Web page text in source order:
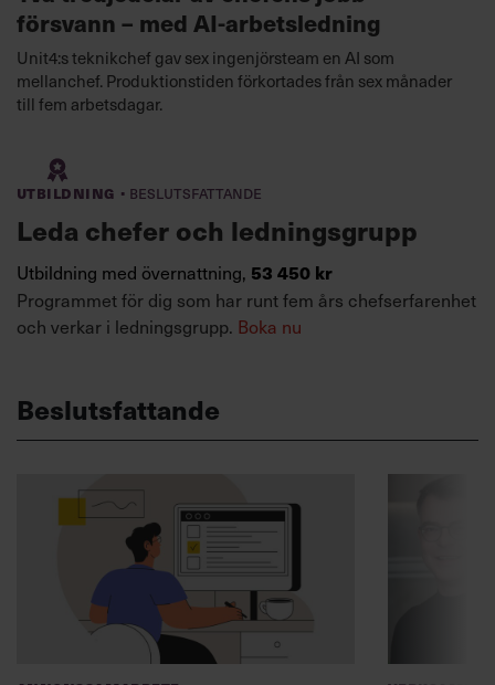
försvann – med AI-arbetsledning
Unit4:s teknikchef gav sex ingenjörsteam en AI som
mellanchef. Produktionstiden förkortades från sex månader
till fem arbetsdagar.
Utbildning · Beslutsfattande
Leda chefer och ledningsgrupp
Utbildning med övernattning, 53 450 kr
Programmet för dig som har runt fem års chefserfarenhet
och verkar i ledningsgrupp. Boka nu
Beslutsfattande